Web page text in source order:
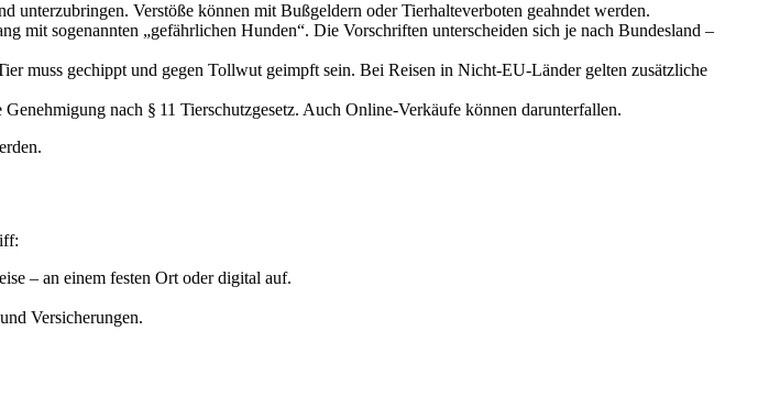
unterzubringen. Verstöße können mit Bußgeldern oder Tierhalteverboten geahndet werden.
mit sogenannten „gefährlichen Hunden“. Die Vorschriften unterscheiden sich je nach Bundesland –
muss gechippt und gegen Tollwut geimpft sein. Bei Reisen in Nicht-EU-Länder gelten zusätzliche
nach § 11 Tierschutzgesetz. Auch Online-Verkäufe können darunterfallen.
– an einem festen Ort oder digital auf.
Versicherungen.